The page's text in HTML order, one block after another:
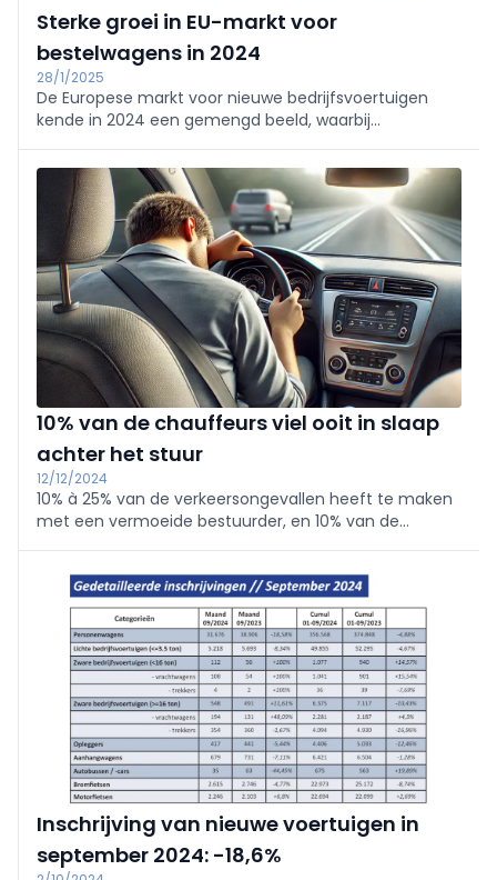
Sterke groei in EU-markt voor
bestelwagens in 2024
28/1/2025
De Europese markt voor nieuwe bedrijfsvoertuigen
kende in 2024 een gemengd beeld, waarbij
Het aantal nieuwe registraties van bestelwagens
steeg met 8,3% tot 1.586.688 eenheden.
10% van de chauffeurs viel ooit in slaap
achter het stuur
12/12/2024
10% à 25% van de verkeersongevallen heeft te maken
met een vermoeide bestuurder, en 10% van de
om het werk van chauffeurs veiliger en eenvoudiger
te maken.
Inschrijving van nieuwe voertuigen in
september 2024: -18,6%